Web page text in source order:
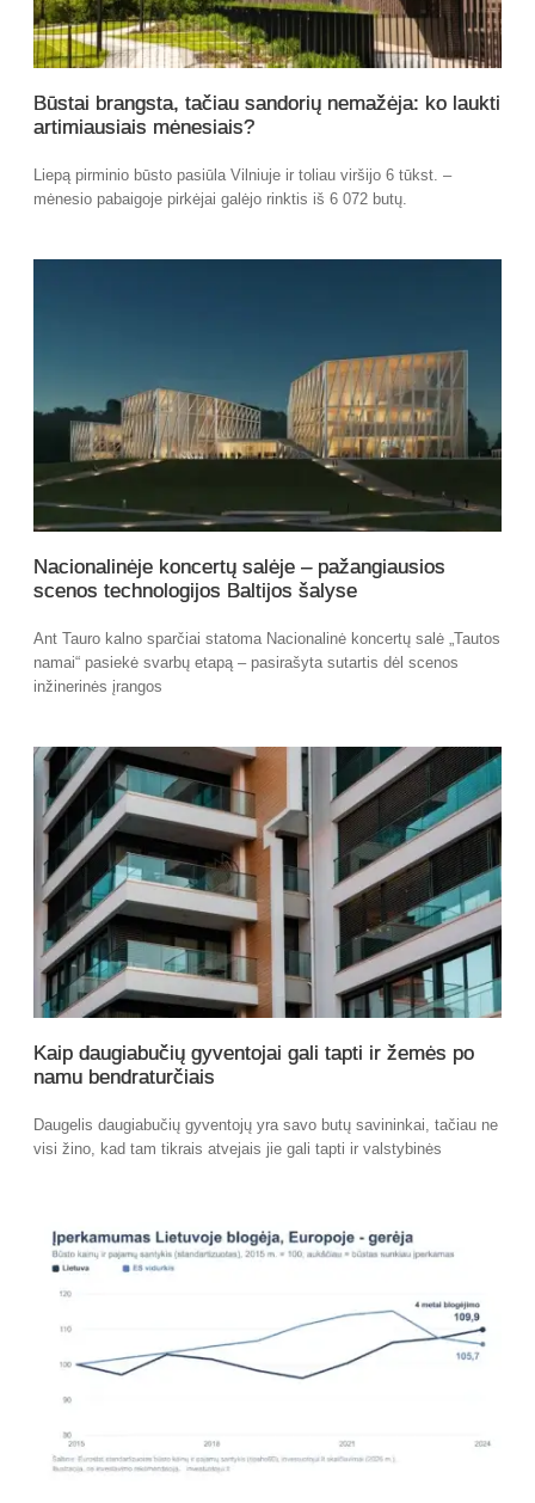
Būstai brangsta, tačiau sandorių nemažėja: ko laukti
artimiausiais mėnesiais?
Liepą pirminio būsto pasiūla Vilniuje ir toliau viršijo 6 tūkst. –
mėnesio pabaigoje pirkėjai galėjo rinktis iš 6 072 butų.
Nacionalinėje koncertų salėje – pažangiausios
scenos technologijos Baltijos šalyse
Ant Tauro kalno sparčiai statoma Nacionalinė koncertų salė „Tautos
namai“ pasiekė svarbų etapą – pasirašyta sutartis dėl scenos
inžinerinės įrangos
Kaip daugiabučių gyventojai gali tapti ir žemės po
namu bendraturčiais
Daugelis daugiabučių gyventojų yra savo butų savininkai, tačiau ne
visi žino, kad tam tikrais atvejais jie gali tapti ir valstybinės